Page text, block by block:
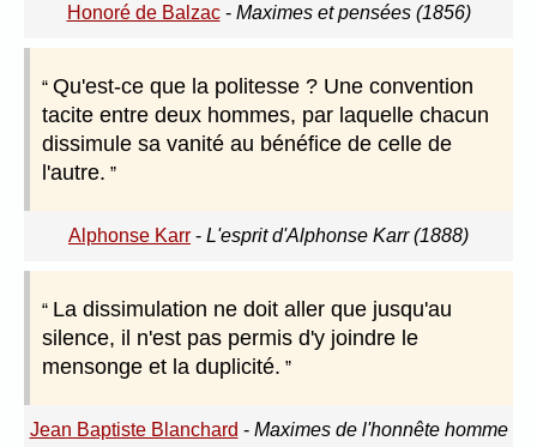
Honoré de Balzac- Maximes et pensées (1856)
Qu'est-ce que la politesse ? Une convention
tacite entre deux hommes, par laquelle chacun
dissimule sa vanité au bénéfice de celle de
l'autre.
Alphonse Karr - L'esprit d'Alphonse Karr (1888)
La dissimulation ne doit aller que jusqu'au
silence, il n'est pas permis d'y joindre le
mensonge et la duplicité.
Jean Baptiste Blanchard - Maximes de l'honnête homme